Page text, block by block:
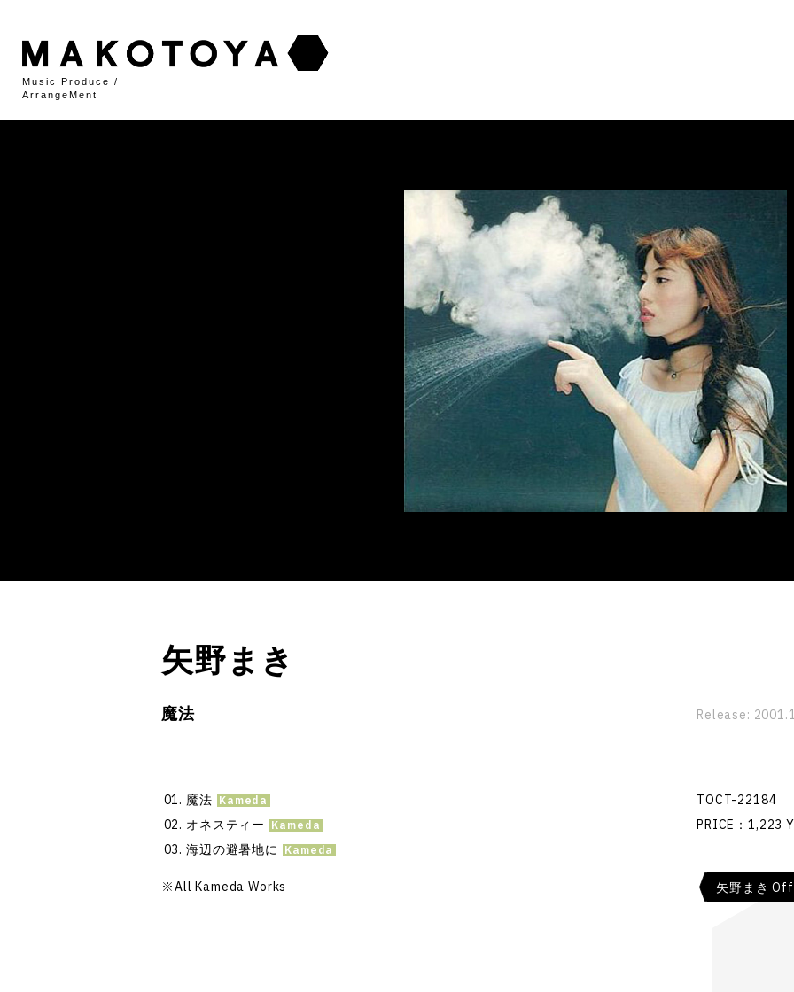
矢野まき
魔法 Release:
魔法
オネスティー
海辺の避暑地に
※All Kameda Works
TOCT-22184
PRICE：1,223
矢野まき